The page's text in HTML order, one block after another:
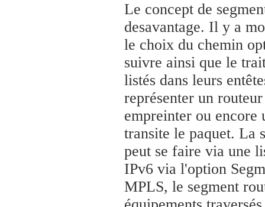
Le concept de
desavantage. Il y a
le choix du chemin
suivre ainsi que le
listés dans leurs
représenter un
empreinter ou
transite le paquet. La
peut se faire via une
IPv6 via l'option
MPLS, le segment